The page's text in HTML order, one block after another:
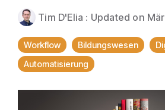
Tim D'Elia : Updated on
Workflow Bildungswesen
Automatisierung